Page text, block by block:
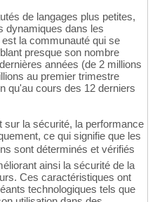
de langages plus petites,
dynamiques dans les
la communauté qui se
presque son nombre
années (de 2 millions
au premier trimestre
qu'au cours des 12 derniers
la sécurité, la performance
ce qui signifie que les
sont déterminés et vérifiés
ainsi la sécurité de la
Ces caractéristiques ont
technologiques tels que